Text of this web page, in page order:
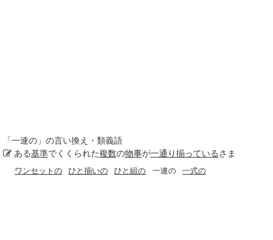
「一連の 」の言い換え・類義語
ある基準でくくられた複数の物事が一通り揃っているさま
ワンセットの ひと揃いの ひと組の 一連の 一式の